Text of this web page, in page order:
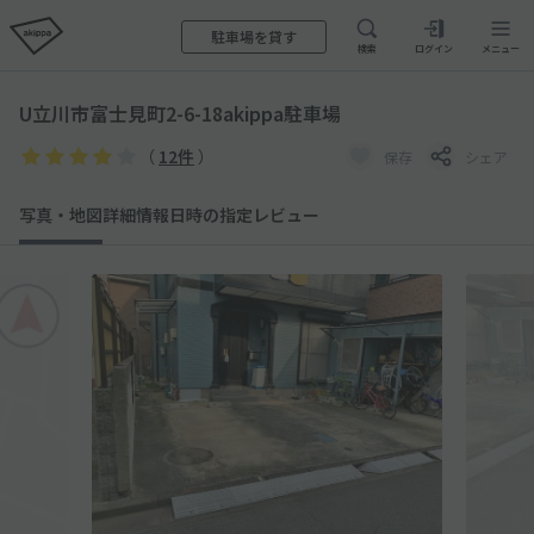
駐車場を貸す
検索 ログイン メニュー
U立川市富士見町2-6-18akippa駐車場
（ 12件 ） 保存 シェア
写真・地図詳細情報日時の指定 レビュー